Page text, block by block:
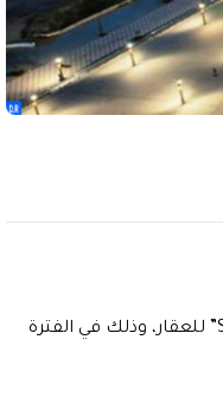
تحتضن عاصمة البوغاز طنجة صيف هذه السنة، الدورة الأولى لمعرض “SIIt immo2022” للعقار، وذلك في الفترة